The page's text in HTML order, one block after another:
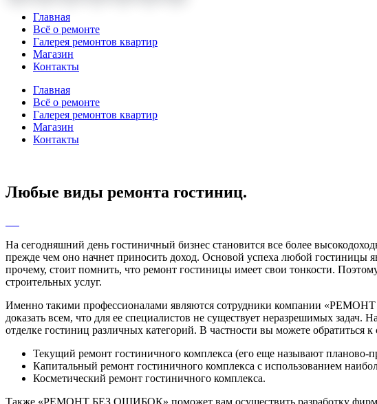
Главная
Всё о ремонте
Галерея ремонтов квартир
Магазин
Контакты
Главная
Всё о ремонте
Галерея ремонтов квартир
Магазин
Контакты
Любые виды ремонта гостиниц.
На сегодняшний день гостиничный бизнес становится все более
прежде чем оно начнет приносить доход. Основой успеха любой гостиницы
прочему, стоит помнить, что ремонт гостиницы имеет свои тонкости.
строительных услуг.
Именно такими профессионалами являются сотрудники компании
доказать всем, что для ее специалистов не существует неразрешимых
отделке гостиниц различных категорий. В частности вы можете обратиться
Текущий ремонт гостиничного комплекса (его еще называют планово-
Капитальный ремонт гостиничного комплекса с использованием
Косметический ремонт гостиничного комплекса.
Также «РЕМОНТ БЕЗ ОШИБОК» поможет вам осуществить разработку